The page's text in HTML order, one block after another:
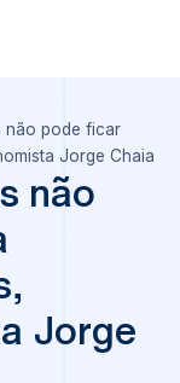
não pode ficar
Jorge Chaia
não
Jorge